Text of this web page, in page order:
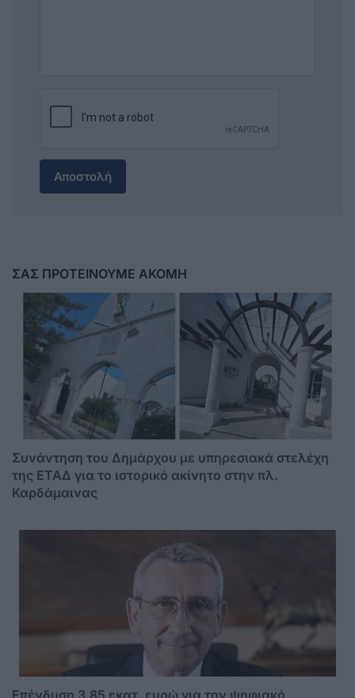
Αποστολή
ΣΑΣ ΠΡΟΤΕΙΝΟΥΜΕ ΑΚΟΜΗ
Συνάντηση του Δημάρχου με υπηρεσιακά στελέχη
της ΕΤΑΔ για το ιστορικό ακίνητο στην πλ.
Καρδάμαινας
Επένδυση 3,85 εκατ. ευρώ για τον ψηφιακό